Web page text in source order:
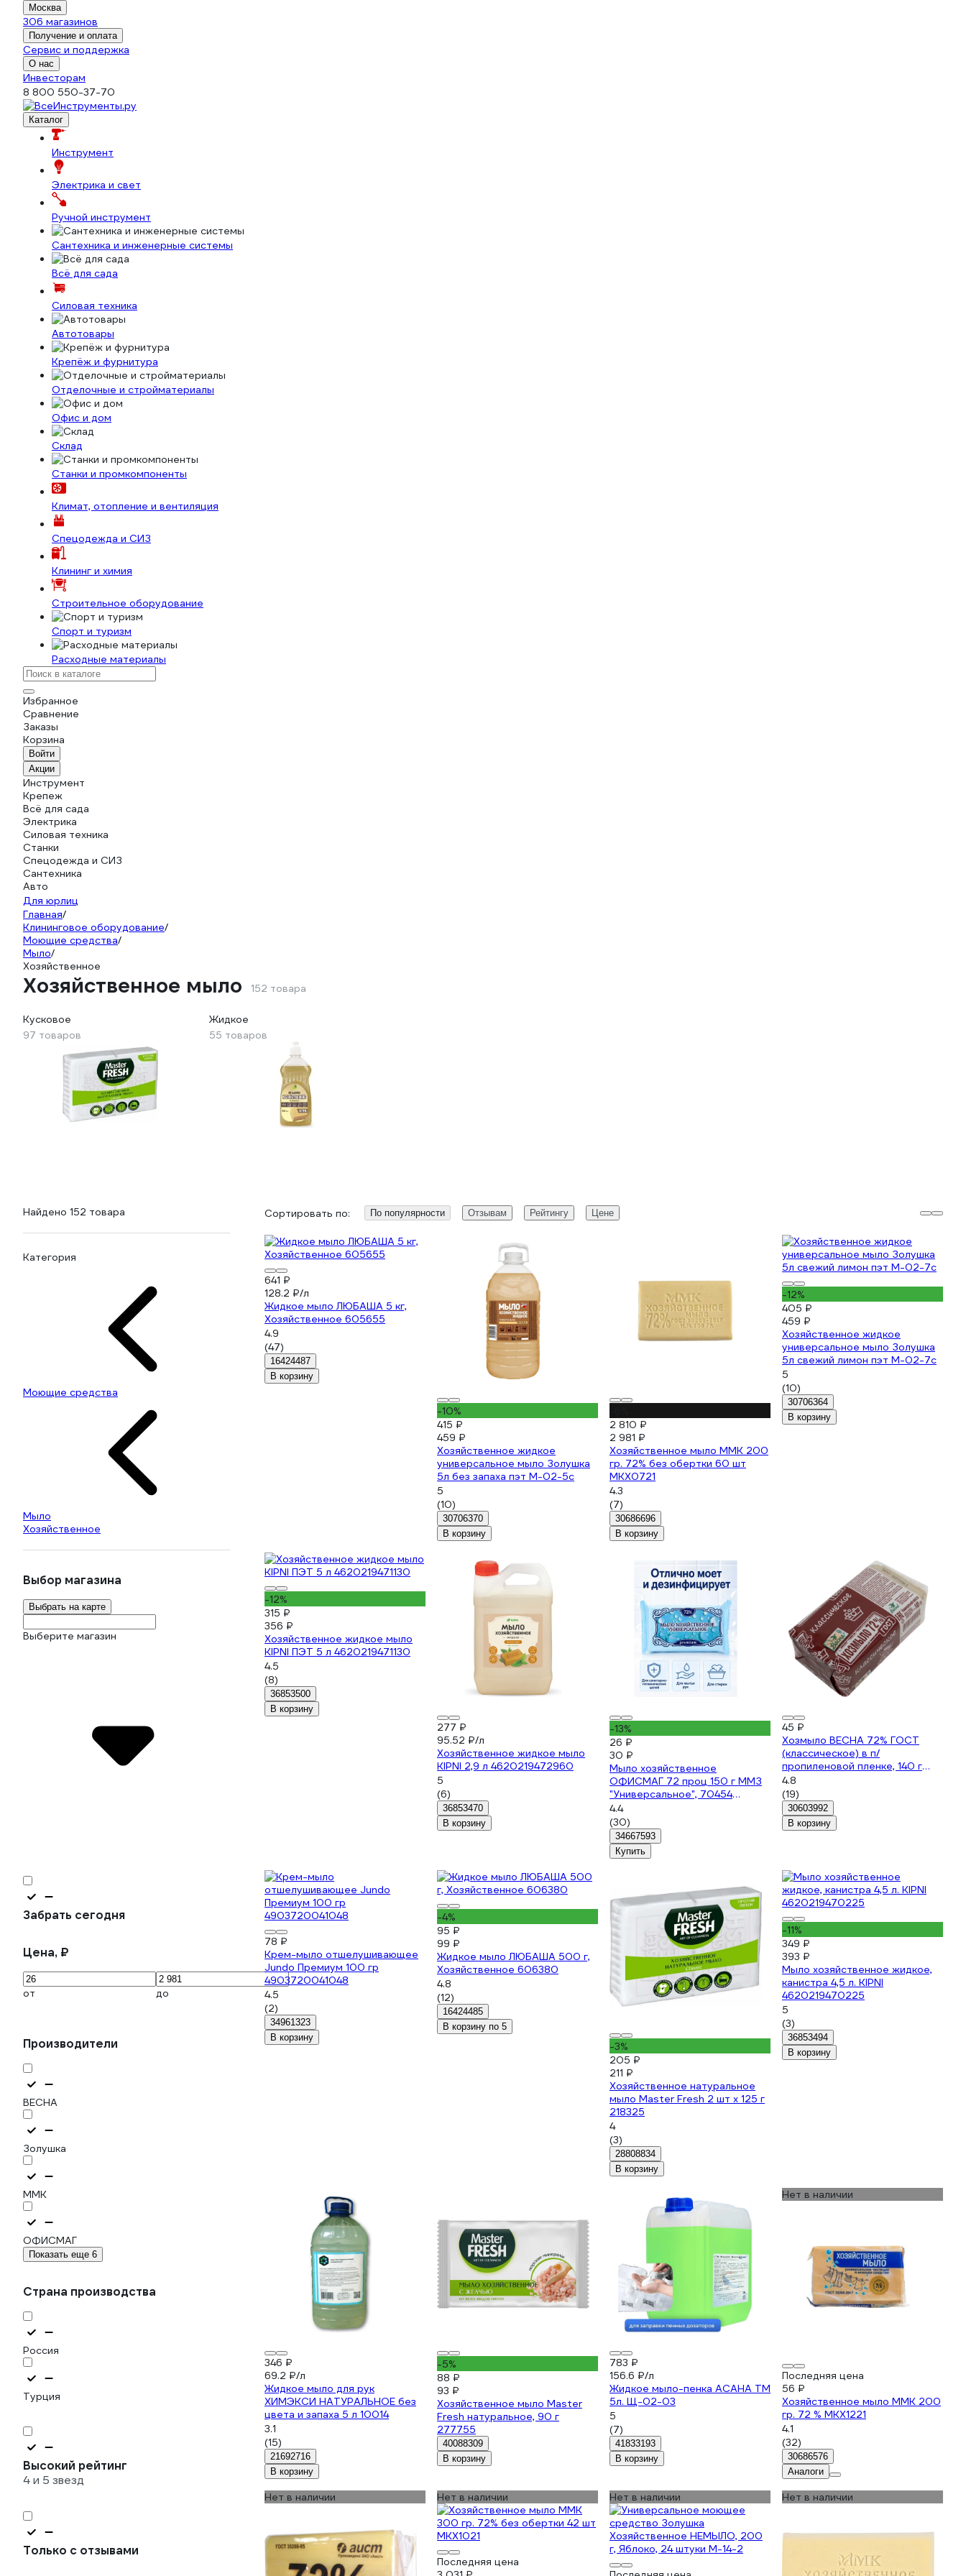
Москва
306 магазинов
Получение и оплата
Сервис и поддержка
О нас
Инвесторам
8 800 550-37-70
Каталог
Инструмент
Электрика и свет
Ручной инструмент
Сантехника и инженерные системы
Всё для сада
Силовая техника
Автотовары
Крепёж и фурнитура
Отделочные и стройматериалы
Офис и дом
Склад
Станки и промкомпоненты
Климат, отопление и вентиляция
Спецодежда и СИЗ
Клининг и химия
Строительное оборудование
Спорт и туризм
Расходные материалы
Избранное
Сравнение
Заказы
Корзина
Войти
Акции
Инструмент
Крепеж
Всё для сада
Электрика
Силовая техника
Станки
Спецодежда и СИЗ
Сантехника
Авто
Для юрлиц
Главная/
Клининговое оборудование/
Моющие средства/
Мыло/
Хозяйственное
Хозяйственное мыло 152 товара
Кусковое
97 товаров
Жидкое
55 товаров
Найдено 152 товара
Категория
Моющие средства
Мыло
Хозяйственное
Выбор магазина
Выбрать на карте
Выберите магазин
Забрать сегодня
Цена, ₽
от до
Производители
ВЕСНА
Золушка
ММК
ОФИСМАГ
Показать еще 6
Страна производства
Россия
Турция
Высокий рейтинг
4 и 5 звезд
Только с отзывами
Сортировать по: По популярности Отзывам Рейтингу Цене
641 ₽
128.2 ₽/л
Жидкое мыло ЛЮБАША 5 кг,
Хозяйственное 605655
4.9
(47)
16424487
В корзину
-10%
415 ₽
459 ₽
Хозяйственное жидкое
универсальное мыло Золушка
5л без запаха пэт М-02-5с
5
(10)
30706370
В корзину
2 810 ₽
2 981 ₽
Хозяйственное мыло ММК 200
гр. 72% без обертки 60 шт
МКХ0721
4.3
(7)
30686696
В корзину
-12%
405 ₽
459 ₽
Хозяйственное жидкое
универсальное мыло Золушка
5л свежий лимон пэт М-02-7с
5
(10)
30706364
В корзину
-12%
315 ₽
356 ₽
Хозяйственное жидкое мыло
KIPNI ПЭТ 5 л 4620219471130
4.5
(8)
36853500
В корзину
277 ₽
95.52 ₽/л
Хозяйственное жидкое мыло
KIPNI 2,9 л 4620219472960
5
(6)
36853470
В корзину
-13%
26 ₽
30 ₽
Мыло хозяйственное
ОФИСМАГ 72 проц 150 г ММЗ
"Универсальное", 70454
607640
4.4
(30)
34667593
Купить
45 ₽
Хозмыло ВЕСНА 72% ГОСТ
(классическое) в п/
пропиленовой пленке, 140 г
6048
4.8
(19)
30603992
В корзину
78 ₽
Крем-мыло отшелушивающее
Jundo Премиум 100 гр
4903720041048
4.5
(2)
34961323
В корзину
-4%
95 ₽
99 ₽
Жидкое мыло ЛЮБАША 500 г,
Хозяйственное 606380
4.8
(12)
16424485
В корзину по 5
-3%
205 ₽
211 ₽
Хозяйственное натуральное
мыло Master Fresh 2 шт x 125 г
218325
4
(3)
28808834
В корзину
-11%
349 ₽
393 ₽
Мыло хозяйственное жидкое,
канистра 4,5 л. KIPNI
4620219470225
5
(3)
36853494
В корзину
346 ₽
69.2 ₽/л
Жидкое мыло для рук
ХИМЭКСИ НАТУРАЛЬНОЕ без
цвета и запаха 5 л 10014
3.1
(15)
21692716
В корзину
-5%
88 ₽
93 ₽
Хозяйственное мыло Master
Fresh натуральное, 90 г
277755
40088309
В корзину
783 ₽
156.6 ₽/л
Жидкое мыло-пенка АСАНА ТМ
5л. Щ-02-03
5
(7)
41833193
В корзину
Нет в наличии
Последняя цена
56 ₽
Хозяйственное мыло ММК 200
гр. 72 % МКХ1221
4.1
(32)
30686576
Аналоги
Нет в наличии Нет в наличии
Последняя цена
Нет в наличии Нет в наличии